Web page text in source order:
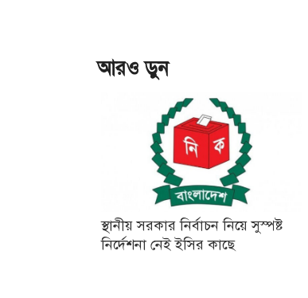
আরও ড়ুন
স্থানীয় সরকার নির্বাচন নিয়ে সুস্পষ্ট
নির্দেশনা নেই ইসির কাছে